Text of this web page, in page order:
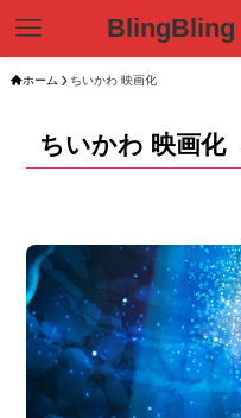
BlingBling
ホーム ちいかわ 映画化
ちいかわ 映画化